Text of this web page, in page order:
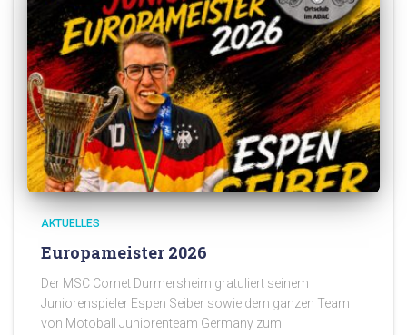
AKTUELLES
Europameister 2026
Der MSC Comet Durmersheim gratuliert seinem
Juniorenspieler Espen Seiber sowie dem ganzen Team
von Motoball Juniorenteam Germany zum